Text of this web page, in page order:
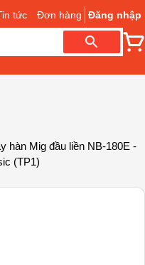
tức Đơn hàng Đăng nhập
hàn Mig đầu liền NB-180E -
(TP1)